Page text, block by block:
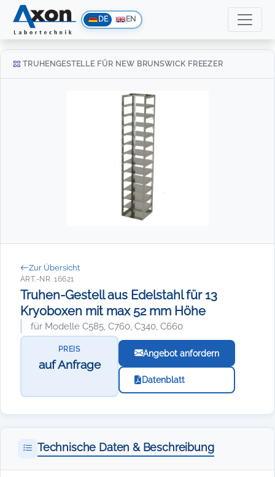
DE EN
TRUHENGESTELLE FÜR NEW BRUNSWICK FREEZER
Zur Übersicht
ART.-NR. 16621
Truhen-Gestell aus Edelstahl für 13
Kryoboxen mit max 52 mm Höhe
für Modelle C585, C760, C340, C660
PREIS
auf Anfrage
Angebot anfordern
Datenblatt
Technische Daten & Beschreibung